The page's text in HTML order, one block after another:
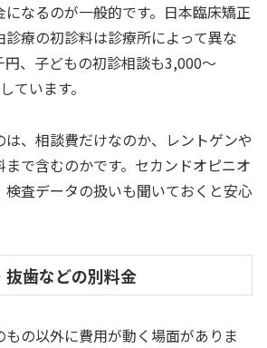
なるのが一般的です。日本臨床矯正
療の初診料は診療所によって異な
円、子どもの初診相談も3,000〜
ています。
は、相談費だけなのか、レントゲンや
で含むのかです。セカンドオピニオ
検査データの扱いも聞いておくと安心
歯などの別料金
の以外に費用が動く場面がありま